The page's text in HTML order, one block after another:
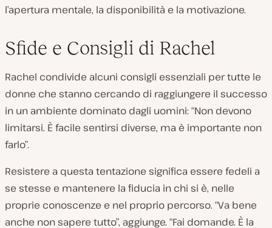
l’apertura mentale, la disponibilità e la motivazione.
Sfide e Consigli di Rachel
Rachel condivide alcuni consigli essenziali per tutte le
donne che stanno cercando di raggiungere il successo
in un ambiente dominato dagli uomini: “Non devono
limitarsi. È facile sentirsi diverse, ma è importante non
farlo”.
Resistere a questa tentazione significa essere fedeli a
se stesse e mantenere la fiducia in chi si è, nelle
proprie conoscenze e nel proprio percorso. “Va bene
anche non sapere tutto”, aggiunge. “Fai domande. È la